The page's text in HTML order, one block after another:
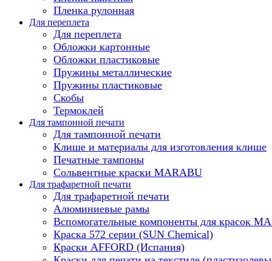
Пленка рулонная
Для переплета
Для переплета
Обложки картонные
Обложки пластиковые
Пружины металлические
Пружины пластиковые
Скобы
Термоклей
Для тампонной печати
Для тампонной печати
Клише и материалы для изготовления клише
Печатные тампоны
Сольвентные краски MARABU
Для трафаретной печати
Для трафаретной печати
Алюминиевые рамы
Вспомогательные компоненты для красок
Краска 572 серии (SUN Chemical)
Краски AFFORD (Испания)